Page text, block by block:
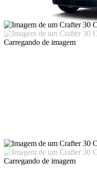
Carregando de imagem
Carregando de imagem